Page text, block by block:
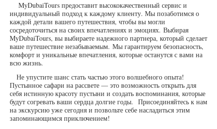
MyDubaiTours предоставит высококачественный сервис и
индивидуальный подход к каждому клиенту. Мы позаботимся о
каждой детали вашего путешествия, чтобы вы могли
сосредоточиться на своих впечатлениях и эмоциях. Выбирая
MyDubaiTours, вы выбираете надежного партнера, который сделает
ваше путешествие незабываемым. Мы гарантируем безопасность,
комфорт и уникальные впечатления, которые останутся с вами на
всю жизнь.
Не упустите шанс стать частью этого волшебного опыта!
Пустынное сафари на рассвете — это возможность открыть для
себя истинную красоту пустыни и создать воспоминания, которые
будут согревать ваши сердца долгие годы. Присоединяйтесь к нам
на экскурсию уже сегодня и позвольте себе насладиться этим
запоминающимся приключением!